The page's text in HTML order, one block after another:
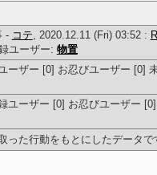
- コテ, 2020.12.11 (Fri) 03:52 :
ユーザー: 物置
ーザー [0] お忍びユーザー [0]
ユーザー [0] お忍びユーザー
った行動をもとにしたデータで